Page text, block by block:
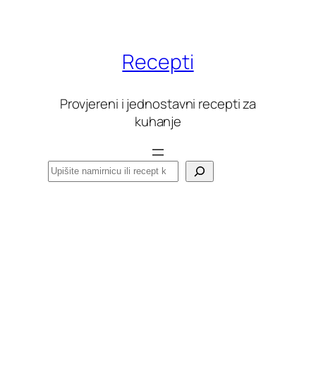
Recepti
Provjereni i jednostavni recepti za
kuhanje
Pretraga